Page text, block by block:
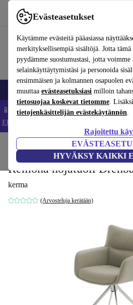
Evästeasetukset
Käytämme evästeitä pääasiassa
merkityksellisempiä sisältöjä. Jotta
pyydämme suostumustasi, jotta voimme
selainkäyttäytymistäsi ja personoida
ensimmäisen ja kolmannen osapuolen
muuttaa evästeasetuksiasi milloin
tietosuojaa koskevat tietomme.
tietojenkäsittelijän evästekäytännön.
Rajoitettu
HYVÄKSY KAIKKI
Käytä refurbed-palvelua nopeasti ja helposti
Matkapuhelimet ja älypuhelimet
📱 Säästä 5 % LISÄÄ iPhoneista –
Ehdot ja säännöt
Huonekalut
Remona nojatuoli
kerma
(Arvosteluja kerätään)